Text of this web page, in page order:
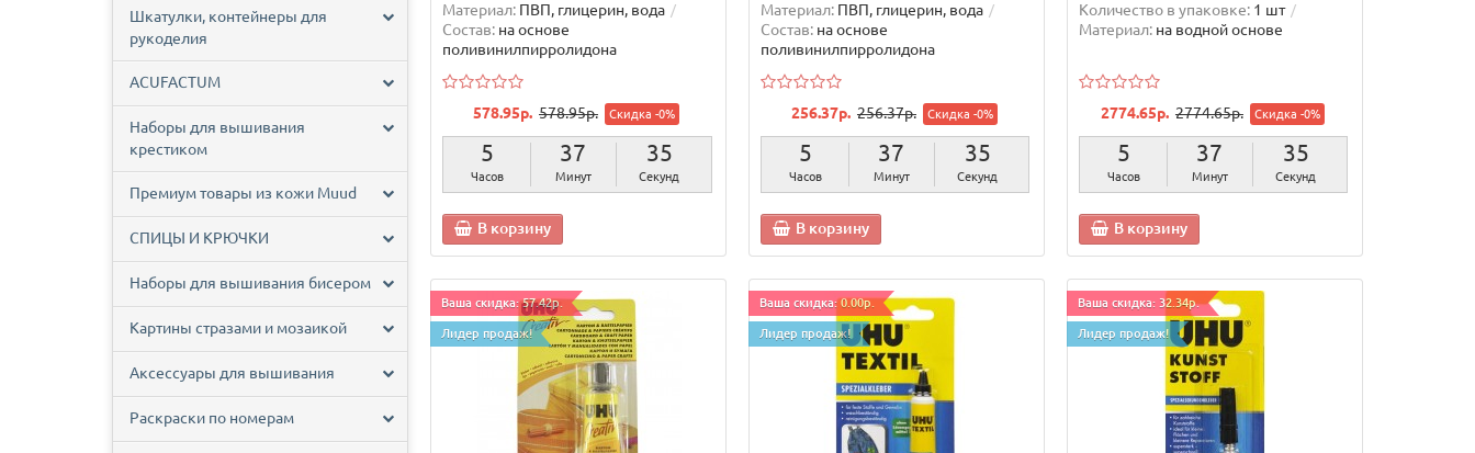
Шкатулки, контейнеры для
рукоделия
ACUFACTUM
Наборы для вышивания
крестиком
Премиум товары из кожи Muud
СПИЦЫ И КРЮЧКИ
Наборы для вышивания бисером
Картины стразами и мозаикой
Аксессуары для вышивания
Раскраски по номерам
Материал: ПВП, глицерин, вода
Состав: на основе
поливинилпирролидона
578.95р. 578.95р. Скидка -0%
5
Часов
37
Минут
33
Секунды
В корзину
Материал: ПВП, глицерин, вода
Состав: на основе
поливинилпирролидона
256.37р. 256.37р. Скидка -0%
5
Часов
37
Минут
33
Секунды
В корзину
Количество в упаковке: 1 шт
Материал: на водной основе
2774.65р. 2774.65р. Скидка -0%
5
Часов
37
Минут
33
Секунды
В корзину
Ваша скидка: 57.42р.
Лидер продаж!
Ваша скидка: 0.00р.
Лидер продаж!
Ваша скидка: 32.34р.
Лидер продаж!